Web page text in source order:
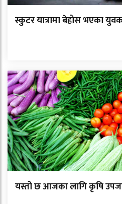
स्कुटर यात्रामा बेहोस भएका
यस्तो छ आजका लागि कृषि